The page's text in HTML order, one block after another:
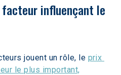
influençant le
jouent un rôle, le prix
le plus important,